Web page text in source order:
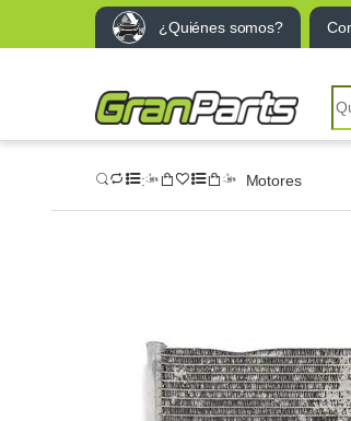
¿Quiénes somos?
Motores